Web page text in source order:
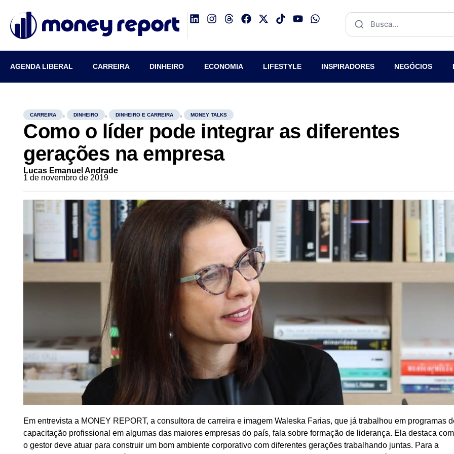
AGENDA LIBERAL CARREIRA DINHEIRO ECONOMIA LIFESTYLE INSPIRADORES NEGÓCIOS
CARREIRA , DINHEIRO , DINHEIRO E CARREIRA , MONEY TALKS
Como o líder pode integrar as diferentes
gerações na empresa
Lucas Emanuel Andrade
1 de novembro de 2019
Em entrevista a MONEY REPORT, a consultora de carreira e imagem Waleska Farias, que já trabalhou em programas
capacitação profissional em algumas das maiores empresas do país, fala sobre formação de liderança. Ela destaca
o gestor deve atuar para construir um bom ambiente corporativo com diferentes gerações trabalhando juntas. Para a